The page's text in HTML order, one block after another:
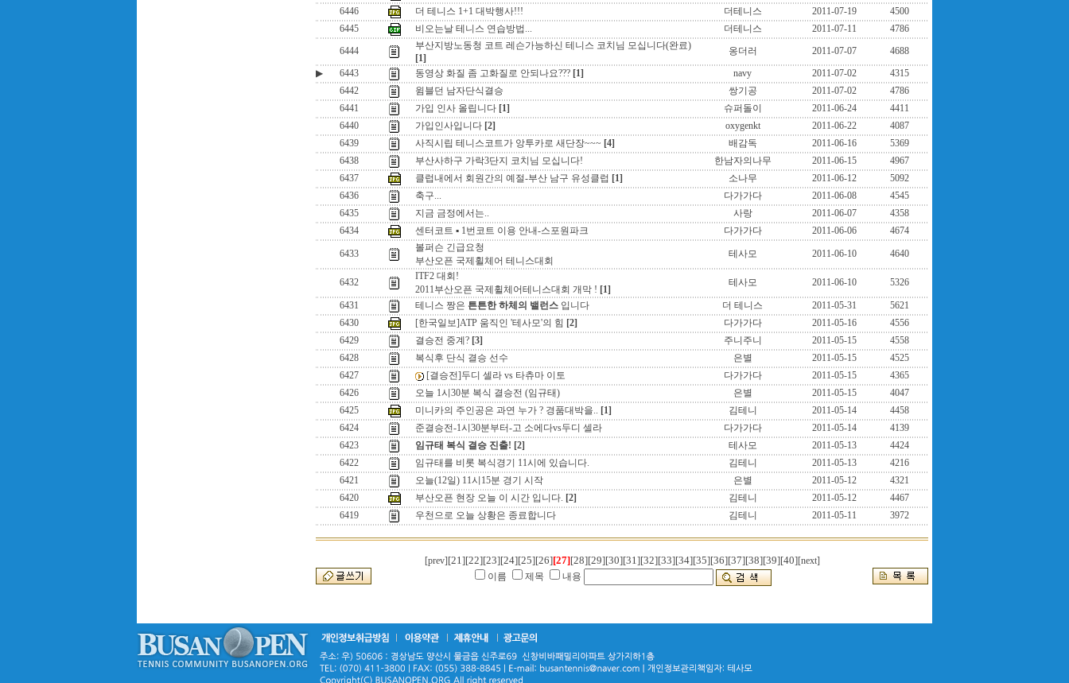
6446
더 테니스 1+1 대박행사!!! 더테니스 2011-07-19
4500
6445
비오는날 테니스 연습방법... 더테니스 2011-07-11
4786
6444
부산지방노동청 코트 레슨가능하신 테니스 코치님 모십니다(완료)
[1]
옹더러 2011-07-07
4688
▶
6443 동영상 화질 좀 고화질로 안되나요??? [1] navy 2011-07-02
4315
6442
윔블던 남자단식결승 쌍기공 2011-07-02
4786
6441
가입 인사 올립니다 [1] 슈퍼돌이 2011-06-24
4411
6440
가입인사입니다 [2] oxygenkt 2011-06-22
4087
6439
사직시립 테니스코트가 앙투카로 새단장~~~ [4] 배감독 2011-06-16
5369
6438
부산사하구 가락3단지 코치님 모십니다! 한남자의나무 2011-06-15
4967
6437
클럽내에서 회원간의 예절-부산 남구 유성클럽 [1] 소나무 2011-06-12
5092
6436
축구... 다가가다 2011-06-08
4545
6435
지금 금정에서는.. 사랑 2011-06-07
4358
6434
센터코트 ▪ 1번코트 이용 안내-스포원파크 다가가다 2011-06-06 4674
6433
볼퍼슨 긴급요청
부산오픈 국제휠체어 테니스대회
테사모 2011-06-10 4640
6432
ITF2 대회!
2011부산오픈 국제휠체어테니스대회 개막 ! [1]
테사모 2011-06-10 5326
6431 테니스 짱은 튼튼한 하체의 밸런스 입니다 더 테니스 2011-05-31
5621
6430
[한국일보]ATP 움직인 '테사모'의 힘 [2] 다가가다 2011-05-16
4556
6429
결승전 중계? [3] 주니주니 2011-05-15
4558
6428
복식후 단식 결승 선수 은별 2011-05-15
4525
6427
[결승전]두디 셀라 vs 타츄마 이토 다가가다 2011-05-15
4365
6426
오늘 1시30분 복식 결승전 (임규태) 은별 2011-05-15
4047
6425
미니카의 주인공은 과연 누가 ? 경품대박을.. [1] 김테니 2011-05-14
4458
6424
준결승전-1시30분부터-고 소에다vs두디 셀라 다가가다 2011-05-14
4139
6423
임규태 복식 결승 진출! [2] 테사모 2011-05-13
4424
6422
임규태를 비롯 복식경기 11시에 있습니다. 김테니 2011-05-13
4216
6421
오늘(12일) 11시15분 경기 시작 은별 2011-05-12
4321
6420
부산오픈 현장 오늘 이 시간 입니다. [2] 김테니 2011-05-12
4467
6419
우천으로 오늘 상황은 종료합니다 김테니 2011-05-11 3972
[prev] [21][22][23][24][25][26][27][28][29][30][31][32][33][34][35][36][37][38][39][40][next]
이름
제목 내용